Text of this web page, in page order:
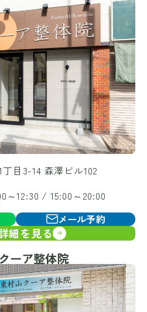
目3-14 森澤ビル102
12:30 / 15:00～20:00
メール予約
細を見る
ーア整体院